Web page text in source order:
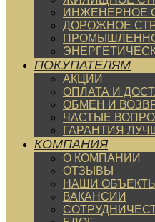
ИНЖЕНЕРНОЕ
ДОРОЖНОЕ
ПОКУПАТЕЛЯМ
АКЦИИ
ОПЛАТА И
ОБМЕН И
ЧАСТЫЕ
ГАРАНТИЯ
КОМПАНИЯ
О КОМПАНИИ
ОТЗЫВЫ
НАШИ ОБЪЕКТЫ
ВАКАНСИИ